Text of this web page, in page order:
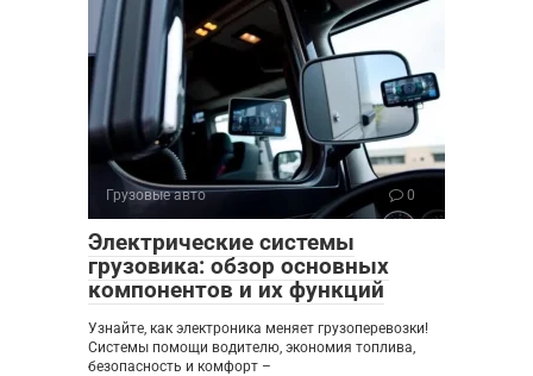
Грузовые авто 0
Электрические системы
грузовика: обзор основных
компонентов и их функций
Узнайте, как электроника меняет грузоперевозки!
Системы помощи водителю, экономия топлива,
безопасность и комфорт –